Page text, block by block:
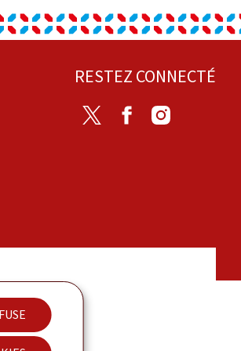
RESTEZ CONNECTÉ
Twitter Facebook